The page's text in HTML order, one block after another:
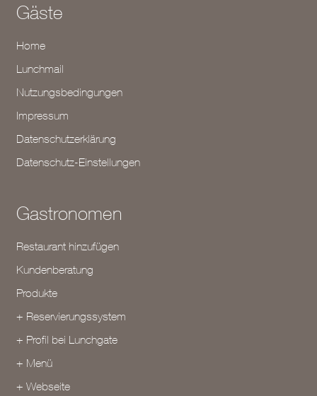
Gäste
Home
Lunchmail
Nutzungsbedingungen
Impressum
Datenschutzerklärung
Datenschutz-Einstellungen
Gastronomen
Restaurant hinzufügen
Kundenberatung
Produkte
+ Reservierungssystem
+ Profil bei Lunchgate
+ Menü
+ Webseite